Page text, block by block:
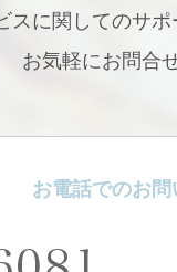
スに関してのサポ
お気軽にお問合
お電話でのお